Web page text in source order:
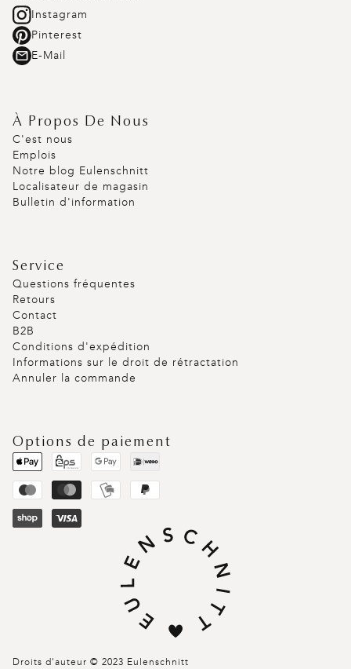
Instagram
Pinterest
E-Mail
À Propos De Nous
C'est nous
Emplois
Notre blog Eulenschnitt
Localisateur de magasin
Bulletin d'information
Service
Questions fréquentes
Retours
Contact
B2B
Conditions d'expédition
Informations sur le droit de rétractation
Annuler la commande
Options de paiement
Droits d'auteur © 2023 Eulenschnitt